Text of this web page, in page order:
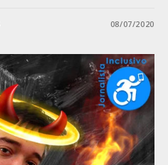
08/07/2020